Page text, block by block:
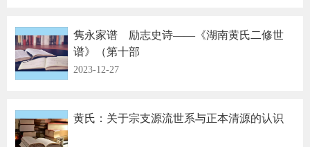
隽永家谱 励志史诗——《湖南黄氏二修世
谱》（第十部
2023-12-27
黄氏：关于宗支源流世系与正本清源的认识